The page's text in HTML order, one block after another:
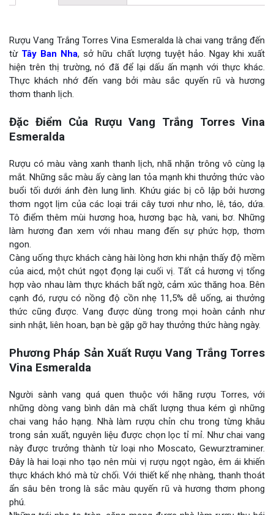
Rượu Vang Trắng Torres Vina Esmeralda là chai vang trắng đến
từ Tây Ban Nha, sở hữu chất lượng tuyệt hảo. Ngay khi xuất
hiện trên thị trường, nó đã để lại dấu ấn mạnh với thực khác.
Thực khách nhớ đến vang bởi màu sắc quyến rũ và hương
thơm thanh lịch.
Đặc Điểm Của Rượu Vang Trắng Torres Vina
Esmeralda
Rượu có màu vàng xanh thanh lịch, nhã nhặn trông vô cùng lạ
mắt. Những sắc màu ấy càng lan tỏa mạnh khi thưởng thức vào
buổi tối dưới ánh đèn lung linh. Khứu giác bị cô lập bởi hương
thơm ngọt lịm của các loại trái cây tươi như nho, lê, táo, dứa.
Tô điểm thêm mùi hương hoa, hương bạc hà, vani, bơ. Những
làm hương đan xem với nhau mang đến sự phức hợp, thơm
ngon.
Càng uống thực khách càng hài lòng hơn khi nhận thấy độ mềm
của aicd, một chút ngọt đọng lại cuối vị. Tất cả hương vị tổng
hợp vào nhau làm thực khách bất ngờ, cảm xúc thăng hoa. Bên
cạnh đó, rượu có nồng độ cồn nhẹ 11,5% dễ uống, ai thưởng
thức cũng được. Vang được dùng trong mọi hoàn cảnh như
sinh nhật, liên hoan, bạn bè gặp gỡ hay thưởng thức hàng ngày.
Phương Pháp Sản Xuất Rượu Vang Trắng Torres
Vina Esmeralda
Người sành vang quá quen thuộc với hãng rượu Torres, với
những dòng vang bình dân mà chất lượng thua kém gì những
chai vang hảo hạng. Nhà làm rượu chỉn chu trong từng khâu
trong sản xuất, nguyên liệu được chọn lọc tỉ mỉ. Như chai vang
này được trưởng thành từ loại nho Moscato, Gewurztraminer.
Đây là hai loại nho tạo nên mùi vị rượu ngọt ngào, êm ái khiến
thực khách khó mà từ chối. Với thiết kế nhẹ nhàng, thanh thoát
ẩn sâu bên trong là sắc màu quyến rũ và hương thơm phong
phú.